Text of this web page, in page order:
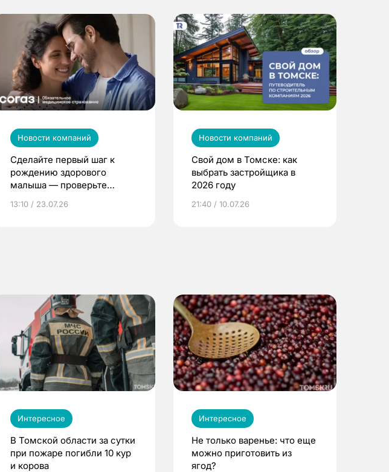
Новости компаний
Сделайте первый шаг к
рождению здорового
малыша — проверьте
по ОМС!
13:10 / 23.07.26
Новости компаний
Свой дом в Томске: как
выбрать застройщика в
2026 году
21:40 / 10.07.26
Интересное
В Томской области за сутки
при пожаре погибли 10 кур
и корова
Интересное
Не только варенье: что еще
можно приготовить из
ягод?